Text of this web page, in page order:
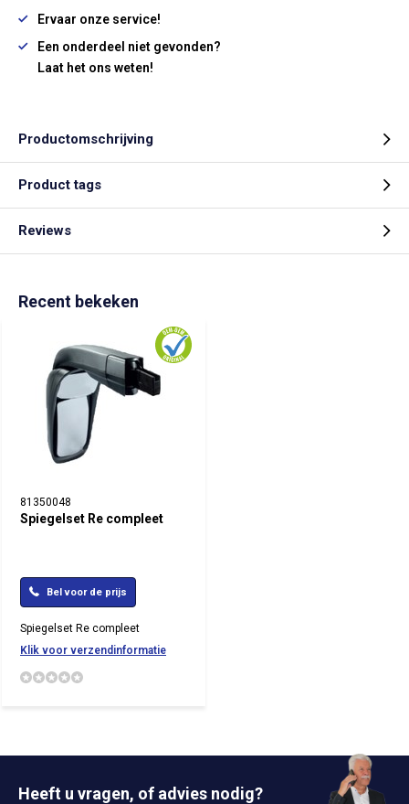
Ervaar onze service!
Een onderdeel niet gevonden?
Laat het ons weten!
Productomschrijving
Product tags
Reviews
Recent bekeken
81350048
Spiegelset Re compleet
Bel voor de prijs
Spiegelset Re compleet
Klik voor verzendinformatie
Heeft u vragen, of advies nodig?